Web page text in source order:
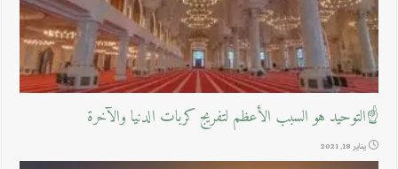
☝التوحيد هو السبب الأعظم لتفريج كربات الدنيا والآخرة
يناير 18, 2021